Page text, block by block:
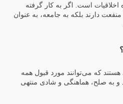
است. اگر به کار گرفته
دارند بلکه به جامعه، به عنوان
که می‌توانند مورد قبول همه
و به صلح، هماهنگی و شادی منتهی